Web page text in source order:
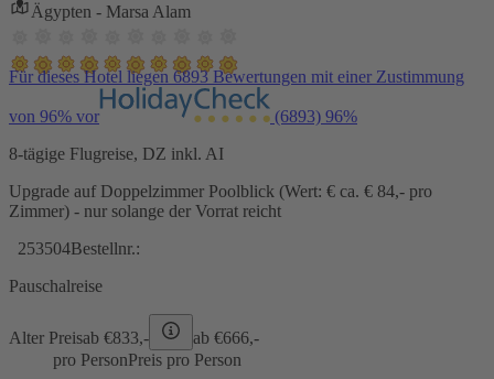
Ägypten - Marsa Alam
Für dieses Hotel liegen 6893 Bewertungen mit einer Zustimmung
von 96% vor (6893) 96%
8-tägige Flugreise, DZ inkl. AI
Upgrade auf Doppelzimmer Poolblick (Wert: € ca. € 84,- pro
Zimmer) - nur solange der Vorrat reicht
253504Bestellnr.:
Pauschalreise
Alter Preisab €833,- ab €666,-
pro PersonPreis pro Person